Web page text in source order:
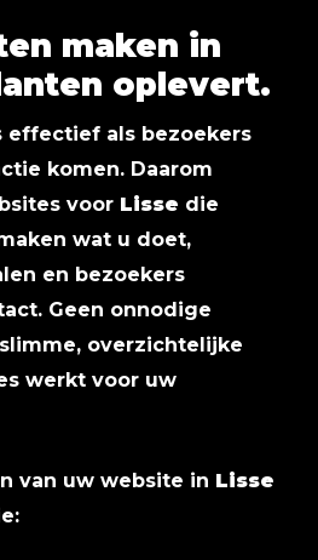
maken in
oplevert.
effectief als bezoekers
komen. Daarom
voor Lisse die
wat u doet,
en bezoekers
Geen onnodige
overzichtelijke
werkt voor uw
van uw website in Lisse